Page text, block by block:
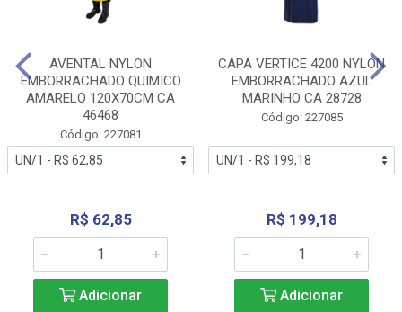
AVENTAL NYLON
EMBORRACHADO QUIMICO
AMARELO 120X70CM CA
46468
Código: 227081
R$ 62,85
Adicionar
CAPA VERTICE 4200 NYLON
EMBORRACHADO AZUL
MARINHO CA 28728
Código: 227085
R$ 199,18
Adicionar